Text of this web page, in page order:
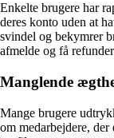
Enkelte brugere har
deres konto uden at
svindel og bekymrer
afmelde og få
Manglende
Mange brugere
om medarbejdere,